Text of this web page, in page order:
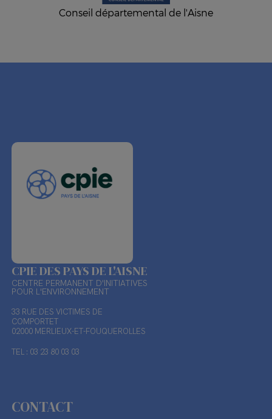
Conseil départemental de l'Aisne
CPIE DES PAYS DE L'AISNE
CENTRE PERMANENT D'INITIATIVES
POUR L'ENVIRONNEMENT
33 RUE DES VICTIMES DE
COMPORTET
02000 MERLIEUX-ET-FOUQUEROLLES
TEL : 03 23 80 03 03
CONTACT